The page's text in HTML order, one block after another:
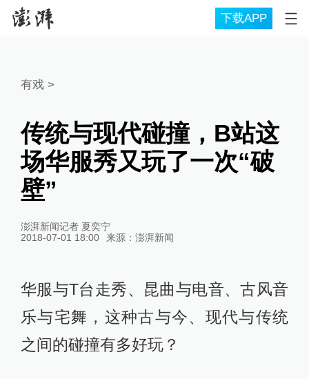
下载APP
有戏 >
传统与现代碰撞，B站这
场华服秀又玩了一次“破
壁”
澎湃新闻记者 夏奕宁
2018-07-01 18:00
来源： 澎湃新闻
华服与T台走秀、昆曲与电音、古风音
乐与宅舞，这种古与今、现代与传统
之间的碰撞有多好玩？